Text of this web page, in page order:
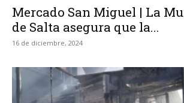
Mercado San Miguel | La
de Salta asegura que la...
16 de diciembre, 2024